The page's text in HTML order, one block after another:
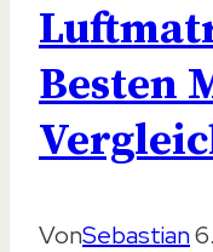
Besten
VonSebastian